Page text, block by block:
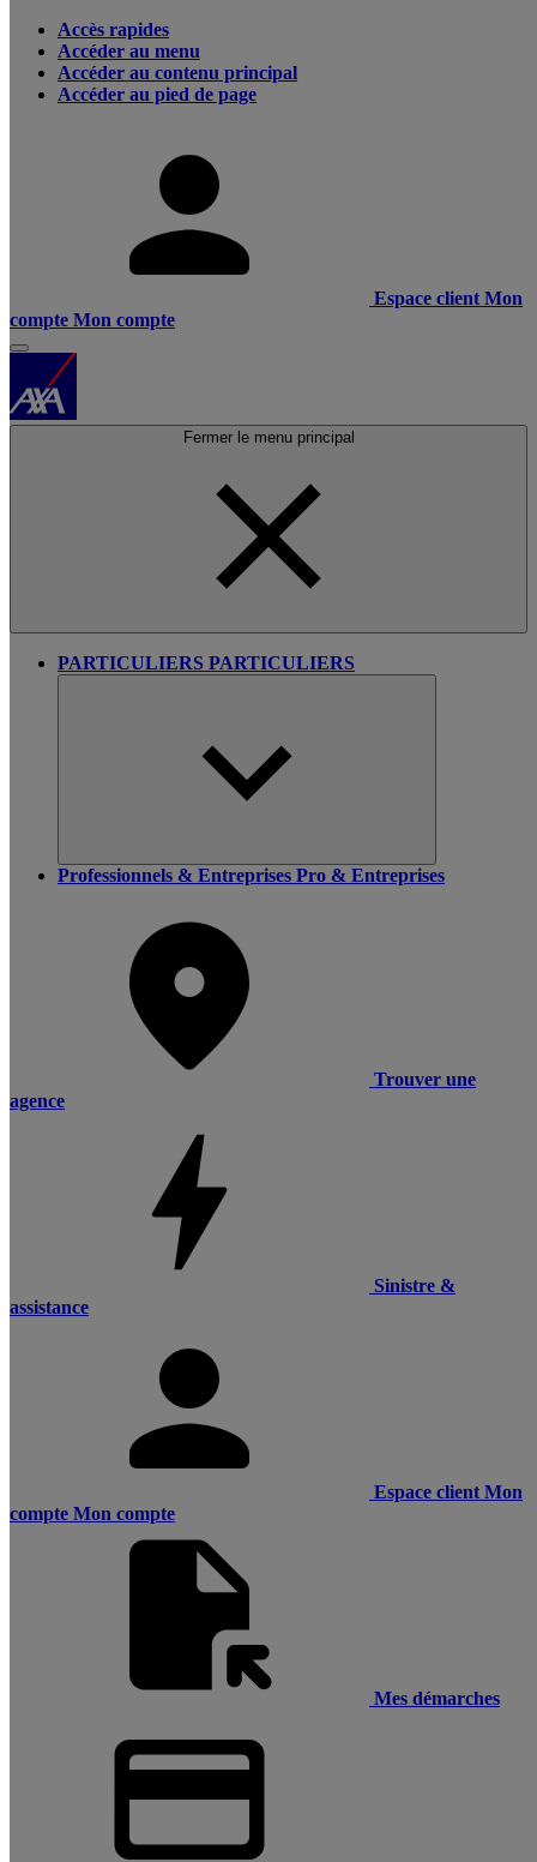
Accès rapides
Accéder au menu
Accéder au contenu principal
Accéder au pied de page
Espace client Mon
compte Mon compte
Fermer le menu principal
PARTICULIERS PARTICULIERS
Professionnels & Entreprises Pro & Entreprises
Trouver une
agence
Sinistre &
assistance
Espace client Mon
compte Mon compte
Mes démarches